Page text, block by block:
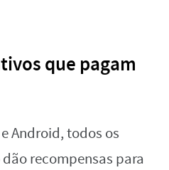
que pagam
Android, todos os
recompensas para